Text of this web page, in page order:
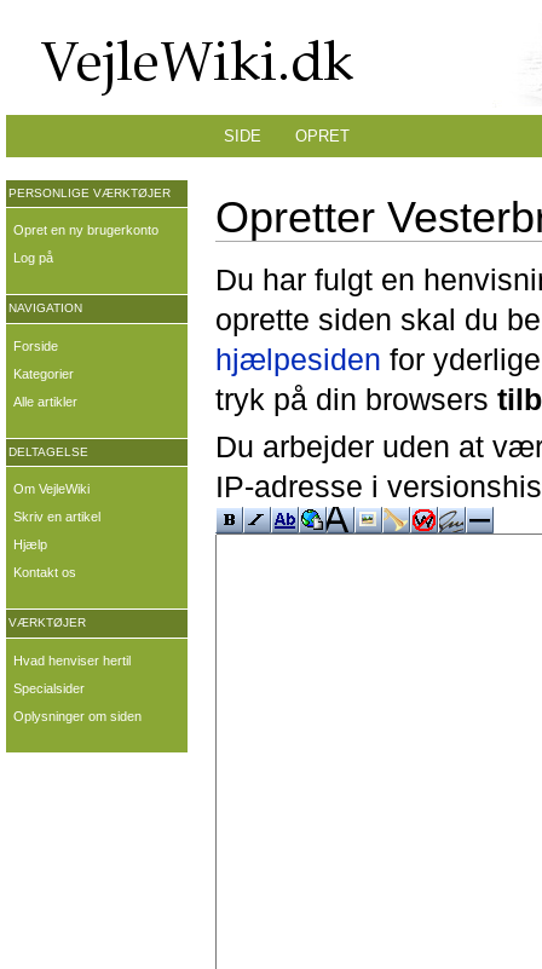
Opretter
Du har fulgt en
oprette siden skal du
hjælpesiden for
tryk på din browsers
Du arbejder uden at
IP-adresse i
SIDE OPRET
PERSONLIGE VÆRKTØJER
Opret en ny brugerkonto
Log på
NAVIGATION
Forside
Kategorier
Alle artikler
DELTAGELSE
Om VejleWiki
Skriv en artikel
Hjælp
Kontakt os
VÆRKTØJER
Hvad henviser hertil
Specialsider
Oplysninger om siden